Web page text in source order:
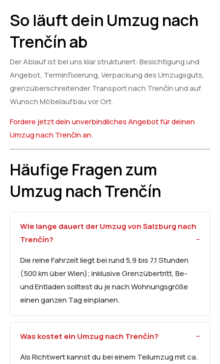
So läuft dein Umzug nach
Trenčín ab
Der Ablauf ist bei uns klar strukturiert: Besichtigung und
Angebot, Terminfixierung, Verpackung des Umzugsguts,
grenzüberschreitender Transport nach Trenčín und auf
Wunsch Möbelaufbau vor Ort.
Fordere jetzt dein unverbindliches Angebot für deinen
Umzug nach Trenčín an.
Häufige Fragen zum
Umzug nach Trenčín
Wie lange dauert der Umzug von Salzburg nach
Trenčín?
Die reine Fahrzeit liegt bei rund 5,9 bis 7,1 Stunden
(500 km über Wien); inklusive Grenzübertritt, Be-
und Entladen solltest du je nach Wohnungsgröße
einen ganzen Tag einplanen.
Was kostet ein Umzug nach Trenčín?
Als Richtwert kannst du bei einem Teilumzug mit ca.